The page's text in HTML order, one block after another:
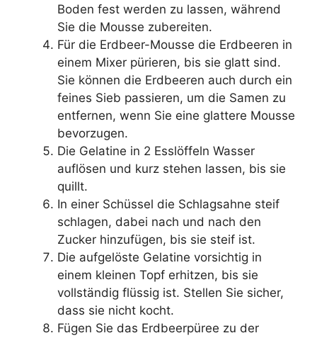
Boden fest werden zu lassen, während
Sie die Mousse zubereiten.
Für die Erdbeer-Mousse die Erdbeeren in
einem Mixer pürieren, bis sie glatt sind.
Sie können die Erdbeeren auch durch ein
feines Sieb passieren, um die Samen zu
entfernen, wenn Sie eine glattere Mousse
bevorzugen.
Die Gelatine in 2 Esslöffeln Wasser
auflösen und kurz stehen lassen, bis sie
quillt.
In einer Schüssel die Schlagsahne steif
schlagen, dabei nach und nach den
Zucker hinzufügen, bis sie steif ist.
Die aufgelöste Gelatine vorsichtig in
einem kleinen Topf erhitzen, bis sie
vollständig flüssig ist. Stellen Sie sicher,
dass sie nicht kocht.
Fügen Sie das Erdbeerpüree zu der